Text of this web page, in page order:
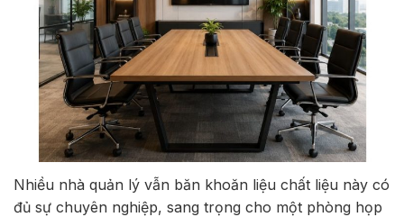
Nhiều nhà quản lý vẫn băn khoăn liệu chất liệu này có
đủ sự chuyên nghiệp, sang trọng cho một phòng họp